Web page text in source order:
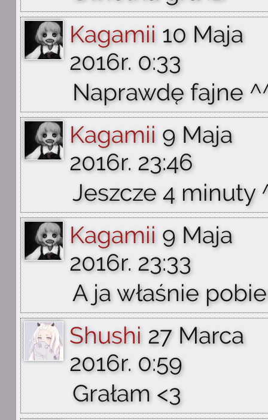
Kagamii 10 Maja
2016r. 0:33
Naprawdę fajne
Kagamii 9 Maja
2016r. 23:46
Jeszcze 4 minuty
Kagamii 9 Maja
2016r. 23:33
A ja właśnie
Shushi 27 Marca
2016r. 0:59
Grałam <3